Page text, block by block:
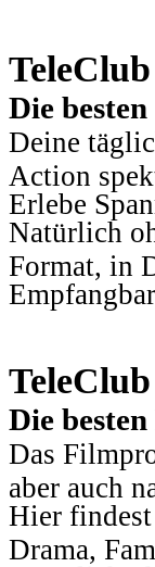
Die
Deine
Action
Erlebe
Natürlich
Format, in
Die
Das
aber auch
Hier
Drama,